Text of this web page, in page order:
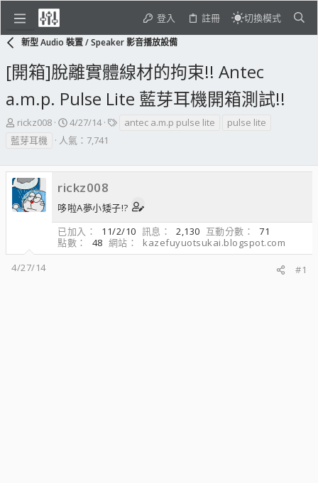
登入 註冊 切換模式
新型 Audio 裝置 / Speaker 影音播放設備
[開箱]脫離實體線材的拘束!! Antec
a.m.p. Pulse Lite 藍芽耳機開箱測試!!
主
題
發
起
人
rickz008
開
始
日
期
4/27/14
標antec a.m.p pulse lite
pulse lite
藍芽耳機
人氣：7,741
rickz008
哆啦A夢小矮子!?
已加入
11/2/10 訊息 2,130 互動分數
71
點數
48 網站
kazefuyuotsukai.blogspot.com
4/27/14
#1